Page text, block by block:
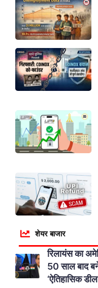
शेयर बाजार
रिलायंस का
50 साल बाद
‘ऐतिहासिक